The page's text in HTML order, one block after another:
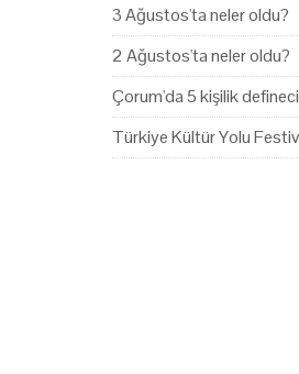
3 Ağustos'ta neler oldu?
2 Ağustos'ta neler oldu?
Çorum'da 5 kişilik
Türkiye Kültür Yolu